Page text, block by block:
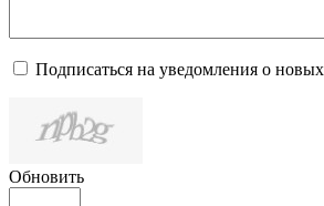
Подписаться на уведомления о
Обновить